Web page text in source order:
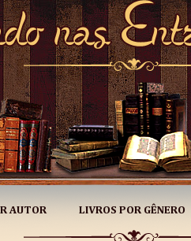
AUTOR LIVROS POR GÊNERO